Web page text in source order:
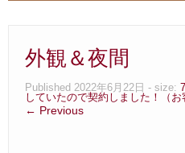
–
サイ
– Size
外観＆夜間
Published 2022年6月22日 - size:
していたので契約しました！（お
← Previous